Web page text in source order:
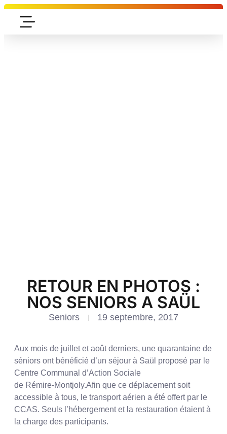
RETOUR EN PHOTOS :
NOS SENIORS A SAÜL
Seniors 19 septembre, 2017
Aux mois de juillet et août derniers, une quarantaine de
séniors ont bénéficié d’un séjour à Saül proposé par le
Centre Communal d’Action Sociale
de Rémire-Montjoly.Afin que ce déplacement soit
accessible à tous, le transport aérien a été offert par le
CCAS. Seuls l’hébergement et la restauration étaient à
la charge des participants.